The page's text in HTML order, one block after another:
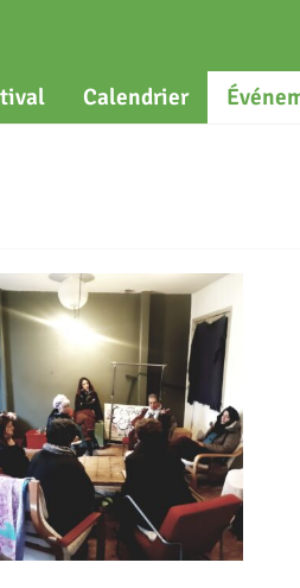
Calendrier